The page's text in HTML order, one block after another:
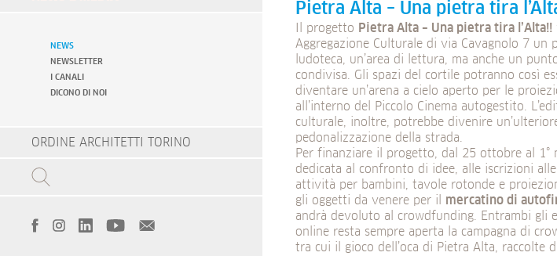
NEWS
NEWSLETTER
I CANALI
DICONO DI NOI
ORDINE ARCHITETTI TORINO
Pietra Alta – Una pietra tira
Il progetto Pietra Alta – Una pietra tira l’Alta!!
Aggregazione Culturale di via Cavagnolo 7
ludoteca, un’area di lettura, ma anche un
condivisa. Gli spazi del cortile potranno così
diventare un’arena a cielo aperto per le
all’interno del Piccolo Cinema autogestito.
culturale, inoltre, potrebbe divenire
pedonalizzazione della strada.
Per finanziare il progetto, dal 25 ottobre al 1°
dedicata al confronto di idee, alle iscrizioni
attività per bambini, tavole rotonde e
gli oggetti da venere per il mercatino di
andrà devoluto al crowdfunding. Entrambi gli
online resta sempre aperta la campagna di
tra cui il gioco dell’oca di Pietra Alta, raccolte